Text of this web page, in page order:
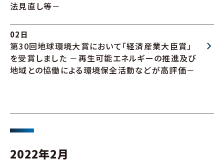
法見直し等－
02日
第30回地球環境大賞において「経済産業大臣賞」
を受賞しました －再生可能エネルギーの推進及び
地域との協働による環境保全活動などが高評価－
2022年2月